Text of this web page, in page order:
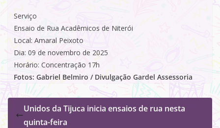
Serviço
Ensaio de Rua Acadêmicos de Niterói
Local: Amaral Peixoto
Dia: 09 de novembro de 2025
Horário: Concentração 17h
Fotos: Gabriel Belmiro / Divulgação Gardel Assessoria
Unidos da Tijuca inicia ensaios de rua nesta
quinta-feira